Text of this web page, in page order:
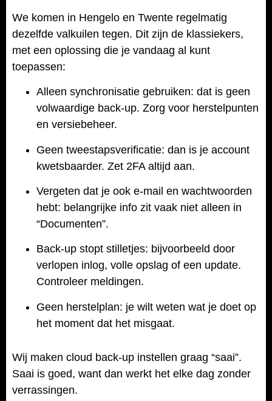
We komen in Hengelo en Twente regelmatig
dezelfde valkuilen tegen. Dit zijn de klassiekers,
met een oplossing die je vandaag al kunt
toepassen:
Alleen synchronisatie gebruiken: dat is geen
volwaardige back-up. Zorg voor herstelpunten
en versiebeheer.
Geen tweestapsverificatie: dan is je account
kwetsbaarder. Zet 2FA altijd aan.
Vergeten dat je ook e-mail en wachtwoorden
hebt: belangrijke info zit vaak niet alleen in
“Documenten”.
Back-up stopt stilletjes: bijvoorbeeld door
verlopen inlog, volle opslag of een update.
Controleer meldingen.
Geen herstelplan: je wilt weten wat je doet op
het moment dat het misgaat.
Wij maken cloud back-up instellen graag “saai”.
Saai is goed, want dan werkt het elke dag zonder
verrassingen.